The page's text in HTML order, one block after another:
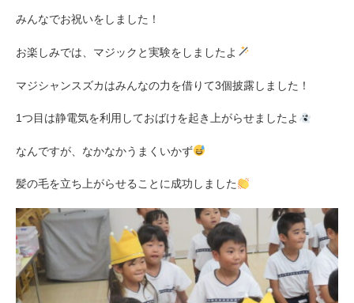
みんなでお祝いをしました！
お楽しみでは、マジックと実験をしましたよ
マジシャンスズカはみんなの力を借りて3個披露しました！
1つ目は静電気を利用しておばけを起き上がらせましたよ
なんですが、なかなかうまくいかず
髪の毛を立ち上がらせることに成功しました